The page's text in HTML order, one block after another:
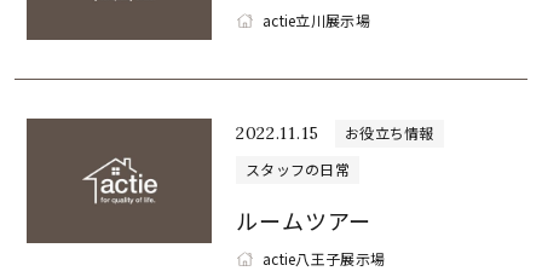
actie立川展示場
2022.11.15
お役立ち情報
スタッフの日常
ルームツアー
actie八王子展示場